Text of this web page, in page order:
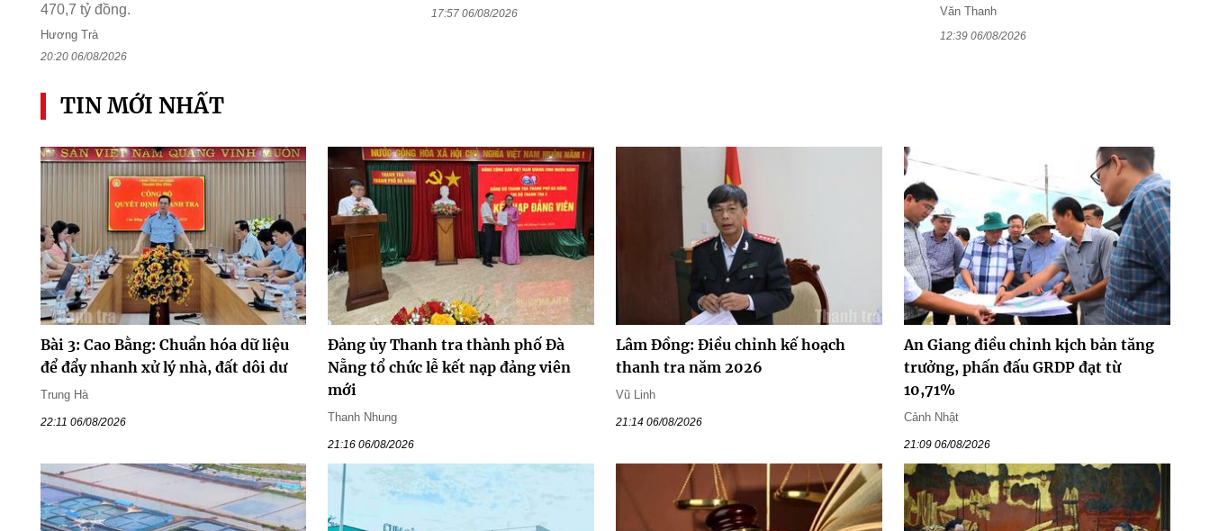
470,7 tỷ đồng.
Hương Trà
20:20 06/08/2026
17:57 06/08/2026 Văn Thanh
12:39 06/08/2026
TIN MỚI NHẤT
Bài 3: Cao Bằng: Chuẩn hóa dữ liệu
để đẩy nhanh xử lý nhà, đất dôi dư
Trung Hà
22:11 06/08/2026
Đảng ủy Thanh tra thành phố Đà
Nẵng tổ chức lễ kết nạp đảng viên
mới
Thanh Nhung
21:16 06/08/2026
Lâm Đồng: Điều chỉnh kế hoạch
thanh tra năm 2026
Vũ Linh
21:14 06/08/2026
An Giang điều chỉnh kịch bản tăng
trưởng, phấn đấu GRDP đạt từ
10,71%
Cảnh Nhật
21:09 06/08/2026